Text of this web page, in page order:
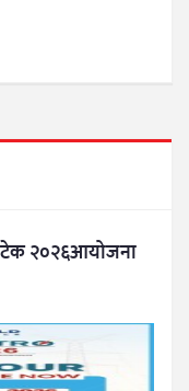
२०२६आयोजना